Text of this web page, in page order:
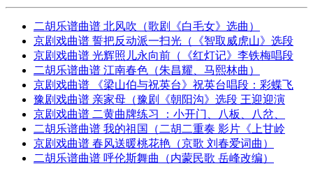
二胡乐谱曲谱 北风吹（歌剧《白毛女》选曲）
京剧戏曲谱 誓把反动派一扫光（《智取威虎山》选段
京剧戏曲谱 光辉照儿永向前（《红灯记》李铁梅唱段
二胡乐谱曲谱 江南春色（朱昌耀、马熙林曲）
京剧戏曲谱 《梁山伯与祝英台》祝英台唱段：彩蝶飞
豫剧戏曲谱 亲家母（豫剧《朝阳沟》选段 王迎迎演
京剧戏曲谱 二黄曲牌练习 ：小开门、八板、八岔、
二胡乐谱曲谱 我的祖国（二胡二重奏 影片《上甘岭
京剧戏曲谱 春风送暖桃花艳（京歌 刘春爱词曲）
二胡乐谱曲谱 呼伦斯舞曲（内蒙民歌 岳峰改编）